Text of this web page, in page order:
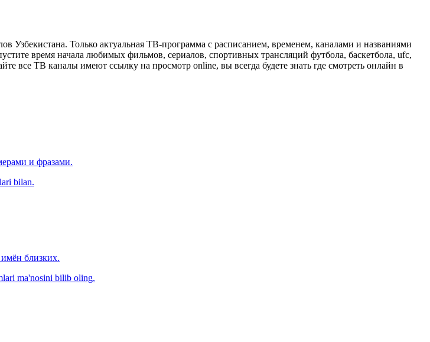
Узбекистана. Только актуальная ТВ-программа с расписанием, временем, каналами и названиями
время начала любимых фильмов, сериалов, спортивных трансляций футбола, баскетбола, ufc,
все ТВ каналы имеют ссылку на просмотр online, вы всегда будете знать где смотреть онлайн в
и фразами.
bilan.
близких.
ma'nosini bilib oling.